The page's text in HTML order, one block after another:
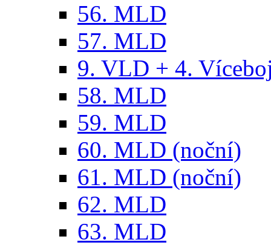
56. MLD
57. MLD
9. VLD + 4.
58. MLD
59. MLD
60. MLD (noční)
61. MLD (noční)
62. MLD
63. MLD